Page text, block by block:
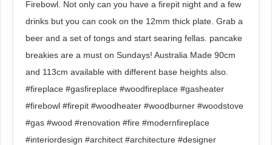
Firebowl. Not only can you have a firepit night and a few
drinks but you can cook on the 12mm thick plate. Grab a
beer and a set of tongs and start searing fellas. pancake
breakies are a must on Sundays! Australia Made 90cm
and 113cm available with different base heights also.
#fireplace #gasfireplace #woodfireplace #gasheater
#firebowl #firepit #woodheater #woodburner #woodstove
#gas #wood #renovation #fire #modernfireplace
#interiordesign #architect #architecture #designer